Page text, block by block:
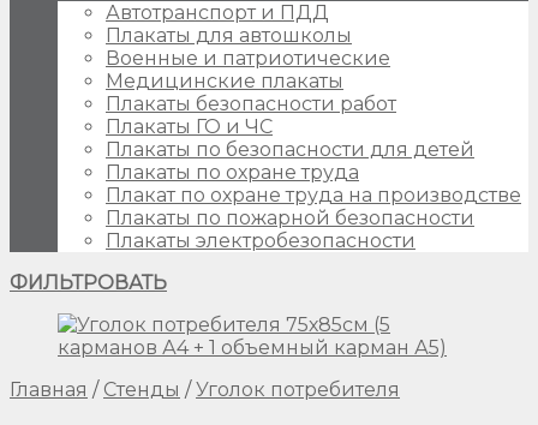
Автотранспорт и ПДД
Плакаты для автошколы
Военные и патриотические
Медицинские плакаты
Плакаты безопасности работ
Плакаты ГО и ЧС
Плакаты по безопасности для детей
Плакаты по охране труда
Плакат по охране труда на производстве
Плакаты по пожарной безопасности
Плакаты электробезопасности
ФИЛЬТРОВАТЬ
Главная / Стенды / Уголок потребителя